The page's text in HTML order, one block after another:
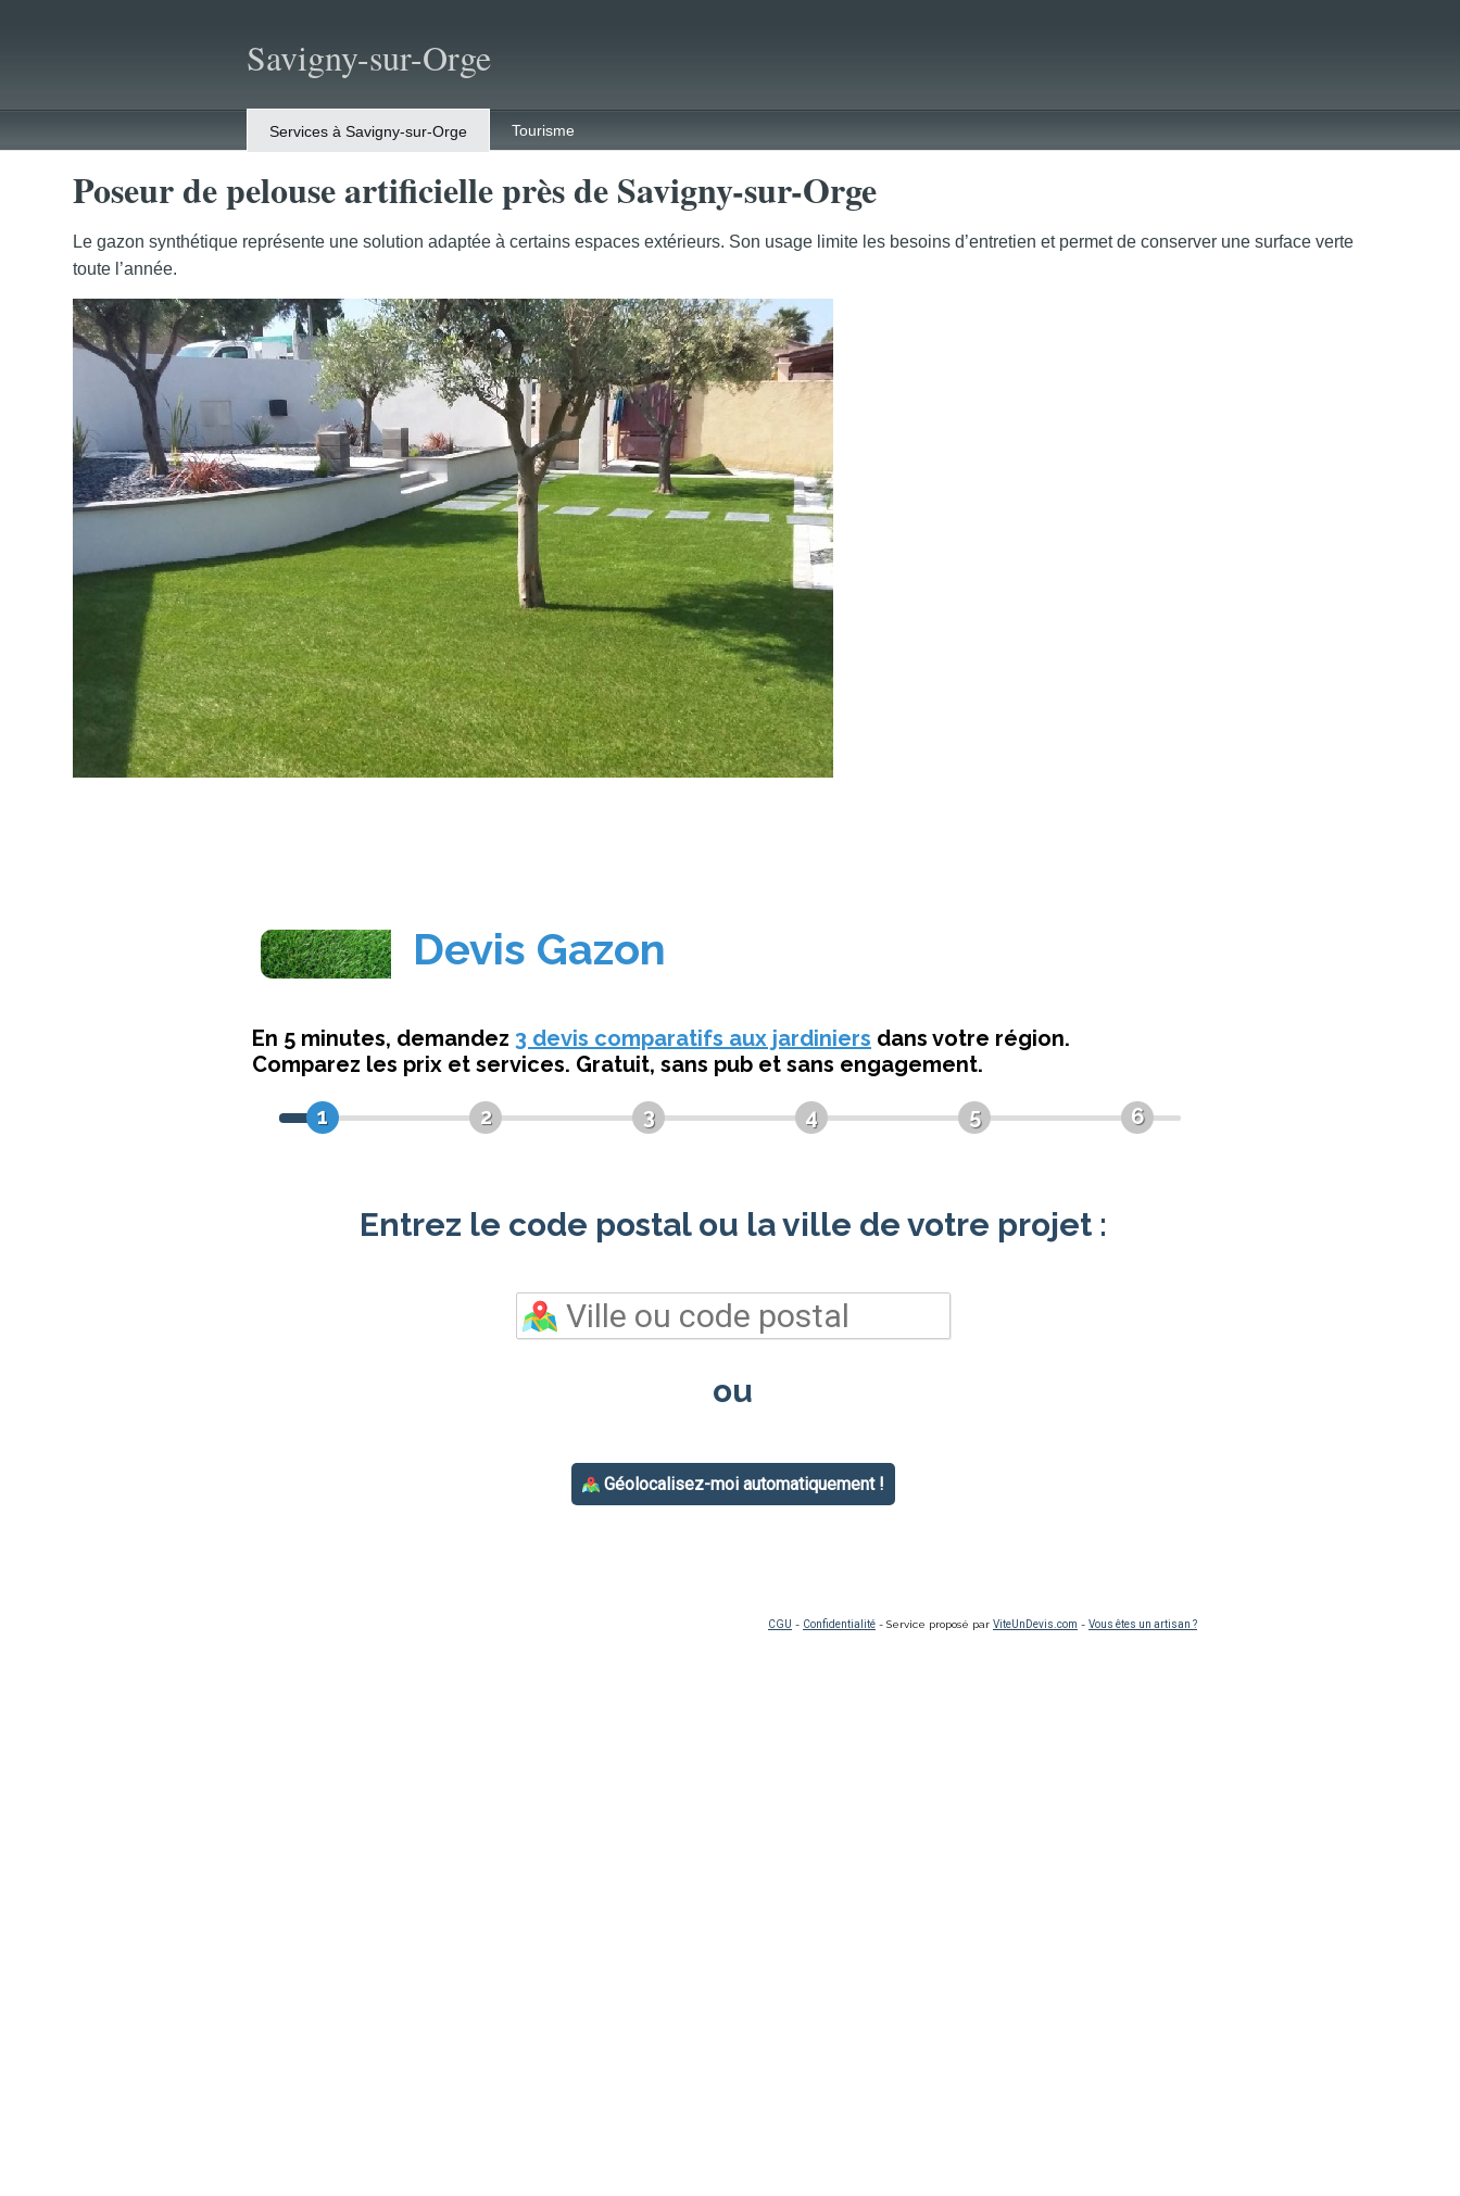
Savigny-sur-Orge
Services à Savigny-sur-Orge Tourisme
Poseur de pelouse artificielle près de Savigny-sur-Orge
Le gazon synthétique représente une solution adaptée à certains espaces extérieurs. Son usage limite les besoins d’entretien et permet de conserver une surface verte
toute l’année.